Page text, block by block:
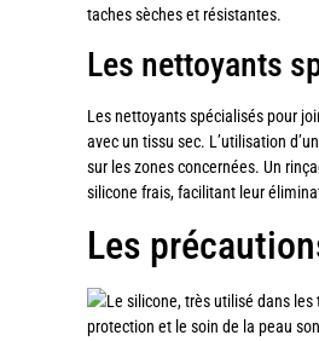
taches sèches et résistantes.
Les nettoyants
Les nettoyants spécialisés pour
avec un tissu sec. L’utilisation
sur les zones concernées. Un
silicone frais, facilitant leur
Les
Le silicone, très utilisé dans
protection et le soin de la peau